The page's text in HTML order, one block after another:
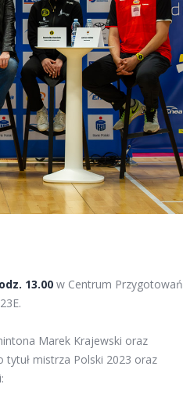
13.00 w Centrum Przygotowań
Marek Krajewski oraz
mistrza Polski 2023 oraz